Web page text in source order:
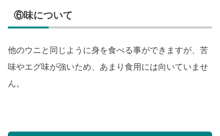
⑥味について
他のウニと同じように身を食べる事ができますが、苦
味やエグ味が強いため、あまり食用には向いていませ
ん。